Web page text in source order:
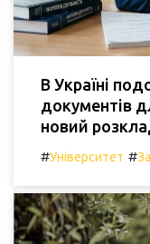
В Україні
документів
новий
#Університет #